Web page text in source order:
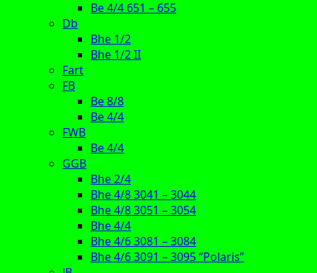
Be 4/4 651 – 655
Db
Bhe 1/2
Bhe 1/2 II
Fart
FB
Be 8/8
Be 4/4
FWB
Be 4/4
GGB
Bhe 2/4
Bhe 4/8 3041 – 3044
Bhe 4/8 3051 – 3054
Bhe 4/4
Bhe 4/6 3081 – 3084
Bhe 4/6 3091 – 3095 “Polaris”